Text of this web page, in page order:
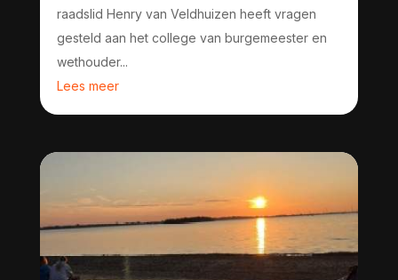
raadslid Henry van Veldhuizen heeft vragen
gesteld aan het college van burgemeester en
wethouder...
Lees meer